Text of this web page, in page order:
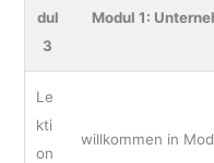
dul
3
Modul 1:
Le
kti
on
willkommen in